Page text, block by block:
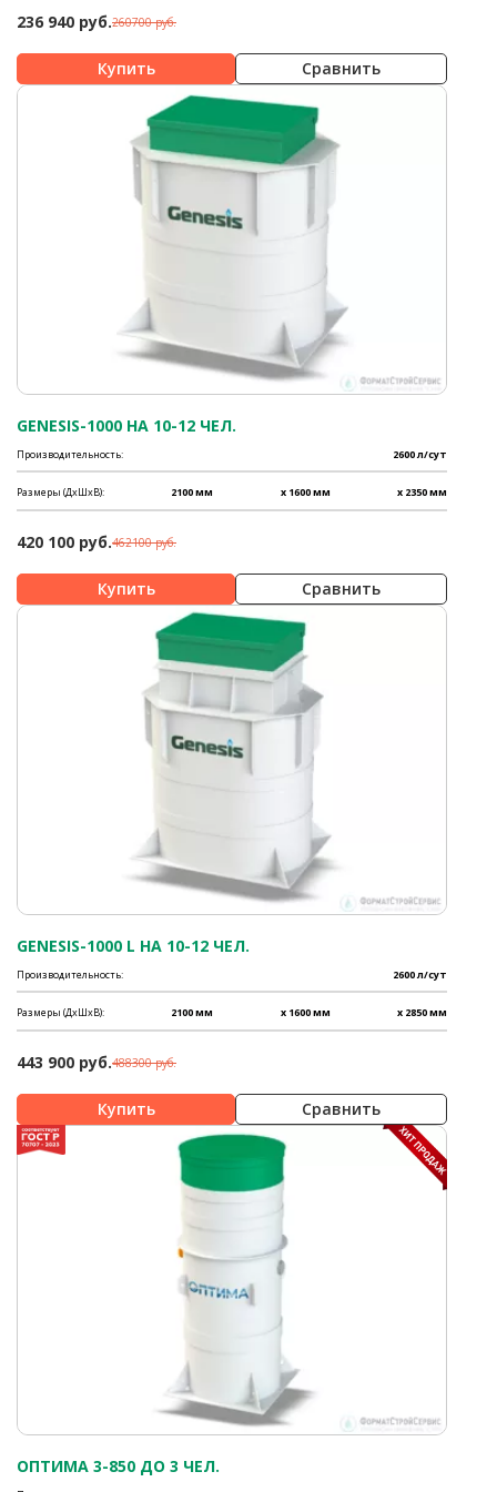
236 940 руб.260700 руб.
Сравнить
GENESIS-1000 НА 10-12 ЧЕЛ.
Производительность: 2600 л/сут
Размеры (ДхШхВ): 2100 мм x 1600 мм x 2350 мм
420 100 руб.462100 руб.
Сравнить
GENESIS-1000 L НА 10-12 ЧЕЛ.
Производительность: 2600 л/сут
Размеры (ДхШхВ): 2100 мм x 1600 мм x 2850 мм
443 900 руб.488300 руб.
Сравнить
ОПТИМА 3-850 ДО 3 ЧЕЛ.